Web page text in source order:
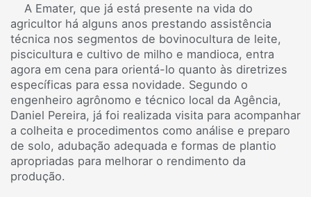
A Emater, que já está presente na vida do
agricultor há alguns anos prestando assistência
técnica nos segmentos de bovinocultura de leite,
piscicultura e cultivo de milho e mandioca, entra
agora em cena para orientá-lo quanto às diretrizes
específicas para essa novidade. Segundo o
engenheiro agrônomo e técnico local da Agência,
Daniel Pereira, já foi realizada visita para acompanhar
a colheita e procedimentos como análise e preparo
de solo, adubação adequada e formas de plantio
apropriadas para melhorar o rendimento da
produção.